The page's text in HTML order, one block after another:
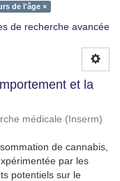
de l'âge ×
de recherche avancée
et la
médicale (Inserm)
de cannabis,
par les
potentiels sur le